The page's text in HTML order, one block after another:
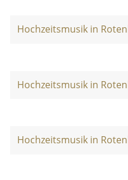
Hochzeitsmusik in
Hochzeitsmusik in
Hochzeitsmusik in